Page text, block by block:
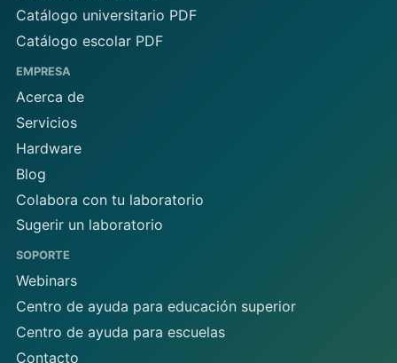
Catálogo universitario PDF
Catálogo escolar PDF
EMPRESA
Acerca de
Servicios
Hardware
Blog
Colabora con tu laboratorio
Sugerir un laboratorio
SOPORTE
Webinars
Centro de ayuda para educación superior
Centro de ayuda para escuelas
Contacto